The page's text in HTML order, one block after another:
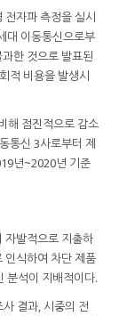
전자파 측정을 실시
대 이동통신으로부
한 것으로 발표된
적 비용을 발생시
해 점진적으로 감소
통신 3사로부터 제
년~2020년 기준
자발적으로 지출하
인식하여 차단 제품
분석이 지배적이다.
결과, 시중의 전